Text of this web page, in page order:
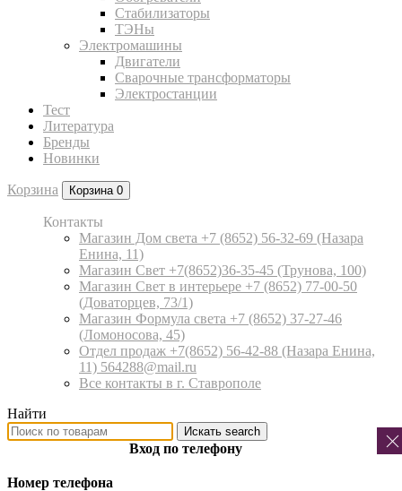
Стабилизаторы
ТЭНы
Электромашины
Двигатели
Сварочные трансформаторы
Электростанции
Тест
Литература
Бренды
Новинки
Корзина Корзина 0
Контакты
Магазин Дом света +7 (8652) 56-32-69 (Назара
Енина, 11)
Магазин Свет +7(8652)36-35-45 (Трунова, 100)
Магазин Свет в интерьере +7 (8652) 77-00-50
(Доваторцев, 73/1)
Магазин Формула света +7 (8652) 37-27-46
(Ломоносова, 45)
Отдел продаж +7(8652) 56-42-88 (Назара Енина,
11) 564288@mail.ru
Все контакты в г. Ставрополе
Найти
Искать search
Вход по телефону
Номер телефона